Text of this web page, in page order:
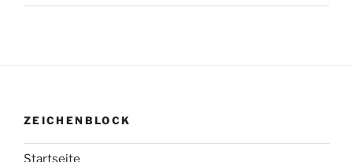
ZEICHENBLOCK
Startseite